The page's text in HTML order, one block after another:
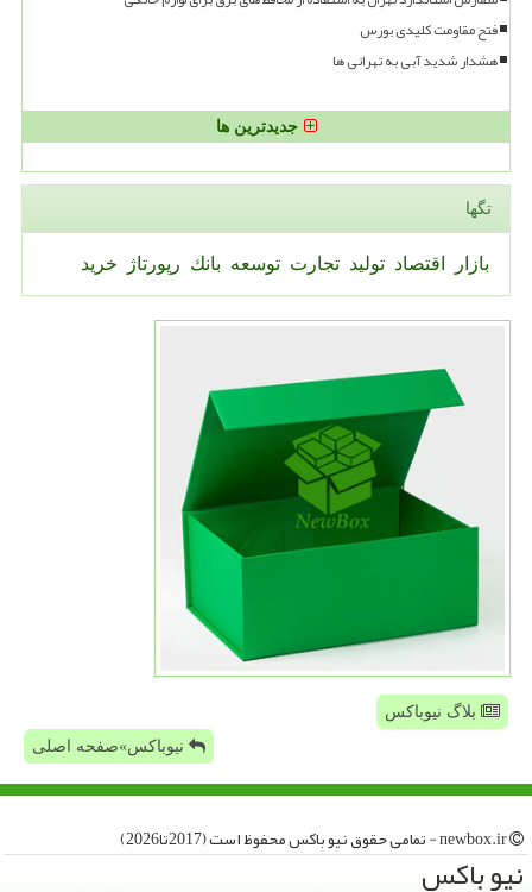
فتح مقاومت کلیدی بورس
هشدار شدید آبی به تهرانی ها
جدیدترین ها
تگها
بازار اقتصاد تولید تجارت توسعه بانك رپورتاژ خرید
بلاگ نیوباکس
نیوباکس»صفحه اصلی
نیو باكس